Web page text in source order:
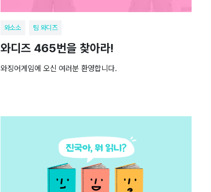
와소소 팀 와디즈
와디즈 465번을 찾아라!
와징어게임에 오신 여러분 환영합니다.